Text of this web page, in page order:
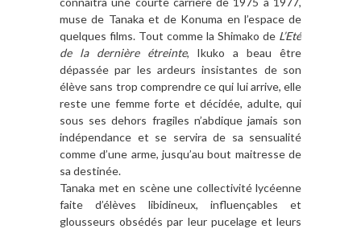
muse de Tanaka et de Konuma en l’espace de
quelques films. Tout comme la Shimako de L’Eté
de la dernière étreinte, Ikuko a beau être
dépassée par les ardeurs insistantes de son
élève sans trop comprendre ce qui lui arrive, elle
reste une femme forte et décidée, adulte, qui
sous ses dehors fragiles n’abdique jamais son
indépendance et se servira de sa sensualité
comme d’une arme, jusqu’au bout maitresse de
sa destinée.
Tanaka met en scène une collectivité lycéenne
faite d’élèves libidineux, influençables et
glousseurs obsédés par leur pucelage et leurs